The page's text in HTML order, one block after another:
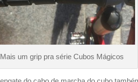
(aproximadamente 85%). Sendo
planetários utilizados em cada marcha.
, verifiquei uma melhoria no
toque Inglês